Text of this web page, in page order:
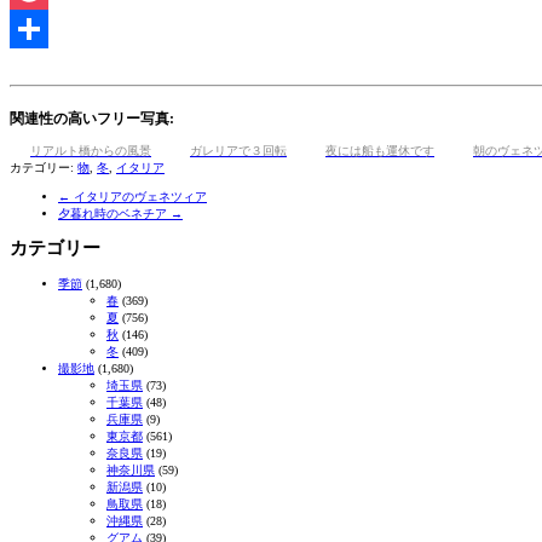
Pocket
関連性の高いフリー写真:
リアルト橋からの風景 ガレリアで３回転 夜には船も運休です 朝のヴェネ
カテゴリー: 物 冬 イタリア
← イタリアのヴェネツィア
夕暮れ時のベネチア →
カテゴリー
季節 (1,680)
春 (369)
夏 (756)
秋 (146)
冬 (409)
撮影地 (1,680)
埼玉県 (73)
千葉県 (48)
兵庫県 (9)
東京都 (561)
奈良県 (19)
神奈川県 (59)
新潟県 (10)
鳥取県 (18)
沖縄県 (28)
グアム (39)